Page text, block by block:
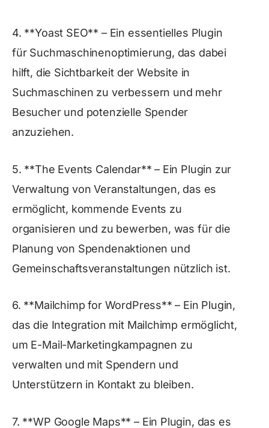
4. **Yoast SEO** – Ein essentielles Plugin
für Suchmaschinenoptimierung, das dabei
hilft, die Sichtbarkeit der Website in
Suchmaschinen zu verbessern und mehr
Besucher und potenzielle Spender
anzuziehen.
5. **The Events Calendar** – Ein Plugin zur
Verwaltung von Veranstaltungen, das es
ermöglicht, kommende Events zu
organisieren und zu bewerben, was für die
Planung von Spendenaktionen und
Gemeinschaftsveranstaltungen nützlich ist.
6. **Mailchimp for WordPress** – Ein Plugin,
das die Integration mit Mailchimp ermöglicht,
um E-Mail-Marketingkampagnen zu
verwalten und mit Spendern und
Unterstützern in Kontakt zu bleiben.
7. **WP Google Maps** – Ein Plugin, das es